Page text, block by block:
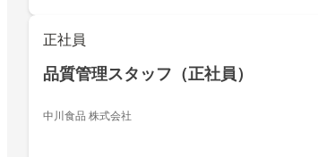
正社員
品質管理スタッフ（正社員）
中川食品 株式会社